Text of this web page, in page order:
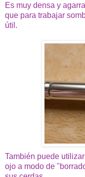
Es muy densa y
que para trabajar
útil.
También puede
ojo a modo de